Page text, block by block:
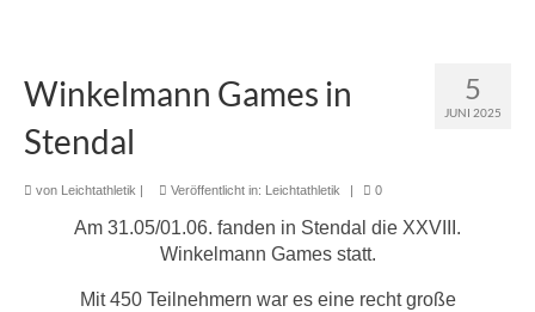
5
JUNI 2025
Winkelmann Games in
Stendal
von Leichtathletik | Veröffentlicht in: Leichtathletik | 0
Am 31.05/01.06. fanden in Stendal die XXVIII.
Winkelmann Games statt.
Mit 450 Teilnehmern war es eine recht große